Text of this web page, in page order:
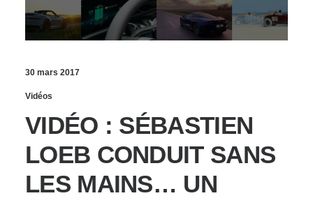
30 mars 2017
Vidéos
VIDÉO : SÉBASTIEN
LOEB CONDUIT SANS
LES MAINS… UN